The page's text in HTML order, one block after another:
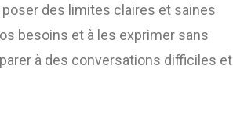
poser des limites claires et saines
besoins et à les exprimer sans
à des conversations difficiles et